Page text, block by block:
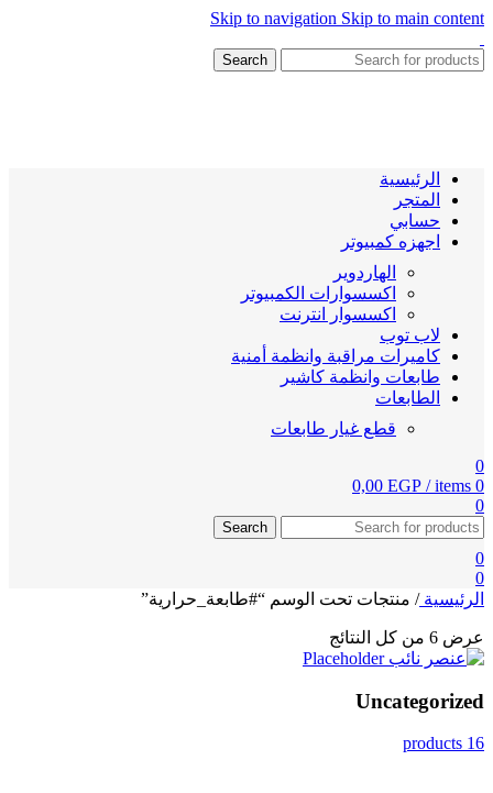
Skip to navigation Skip to main content
Search
الرئيسية
المتجر
حسابي
اجهزه كمبيوتر
الهاردوير
اكسسوارات الكمبيوتر
اكسسوار انترنت
لاب توب
كاميرات مراقبة وانظمة أمنية
طابعات وانظمة كاشير
الطابعات
قطع غيار طابعات
0
0
items
/
0,00 EGP
0
Search
0
0
الرئيسية/ منتجات تحت الوسم “#طابعة_حرارية”
عرض ⁦6⁩ من كل النتائج
Uncategorized
16 products